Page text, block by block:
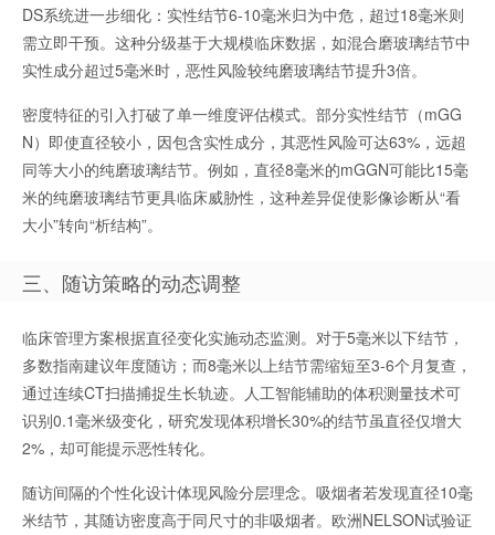
DS系统进一步细化：实性结节6-10毫米归为中危，超过18毫米则
需立即干预。这种分级基于大规模临床数据，如混合磨玻璃结节中
实性成分超过5毫米时，恶性风险较纯磨玻璃结节提升3倍。
密度特征的引入打破了单一维度评估模式。部分实性结节（mGG
N）即使直径较小，因包含实性成分，其恶性风险可达63%，远超
同等大小的纯磨玻璃结节。例如，直径8毫米的mGGN可能比15毫
米的纯磨玻璃结节更具临床威胁性，这种差异促使影像诊断从“看
大小”转向“析结构”。
三、随访策略的动态调整
临床管理方案根据直径变化实施动态监测。对于5毫米以下结节，
多数指南建议年度随访；而8毫米以上结节需缩短至3-6个月复查，
通过连续CT扫描捕捉生长轨迹。人工智能辅助的体积测量技术可
识别0.1毫米级变化，研究发现体积增长30%的结节虽直径仅增大
2%，却可能提示恶性转化。
随访间隔的个性化设计体现风险分层理念。吸烟者若发现直径10毫
米结节，其随访密度高于同尺寸的非吸烟者。欧洲NELSON试验证